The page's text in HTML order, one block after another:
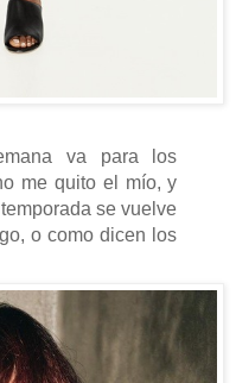
va para los
me quito el mío, y
se vuelve
o como dicen los